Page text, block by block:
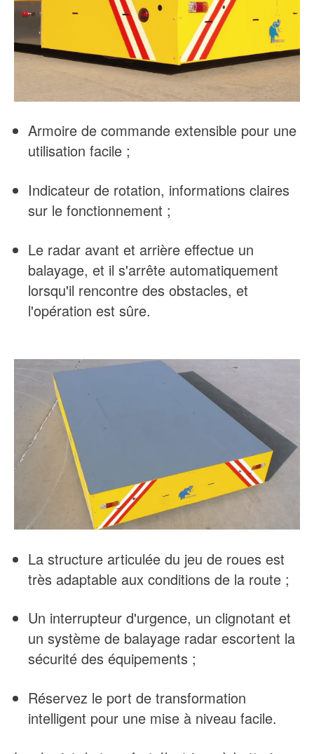
Armoire de commande extensible pour une
utilisation facile ;
Indicateur de rotation, informations claires
sur le fonctionnement ;
Le radar avant et arrière effectue un
balayage, et il s'arrête automatiquement
lorsqu'il rencontre des obstacles, et
l'opération est sûre.
La structure articulée du jeu de roues est
très adaptable aux conditions de la route ;
Un interrupteur d'urgence, un clignotant et
un système de balayage radar escortent la
sécurité des équipements ;
Réservez le port de transformation
intelligent pour une mise à niveau facile.